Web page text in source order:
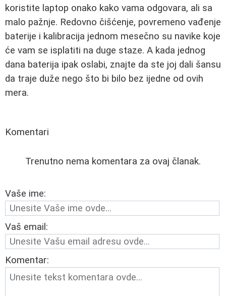
koristite laptop onako kako vama odgovara, ali sa
malo pažnje. Redovno čišćenje, povremeno vađenje
baterije i kalibracija jednom mesečno su navike koje
će vam se isplatiti na duge staze. A kada jednog
dana baterija ipak oslabi, znajte da ste joj dali šansu
da traje duže nego što bi bilo bez ijedne od ovih
mera.
Komentari
Trenutno nema komentara za ovaj članak.
Vaše ime:
Vaš email:
Komentar: